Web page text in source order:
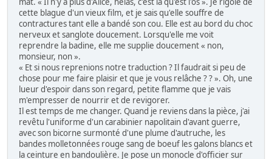
cette blague d'un vieux film, et je sais qu'elle souffre de
contractures tant elle a bandé son cou. Elle est au bord du choc
nerveux et sanglote doucement. Lorsqu'elle me voit
reprendre la badine, elle me supplie doucement « non,
monsieur, non ».
« Et si nous reprenions notre traduction ? Il faudrait si peu de
chose pour me faire plaisir et que je vous relâche ? ? ». Oh, une
lueur d'espoir dans son regard, petite flamme que je vais
m'empresser de nourrir et de revigorer.
Il est temps de me changer. Quand je reviens dans la pièce, j'ai
revêtu l'uniforme d'un carabinier napolitain d'avant guerre,
avec son bicorne surmonté d'une plume d'autruche, les
bandes molletonnées rouge sang de boeuf les galons blancs et
la ceinture en bandoulière. Je pose un monocle d'officier sur